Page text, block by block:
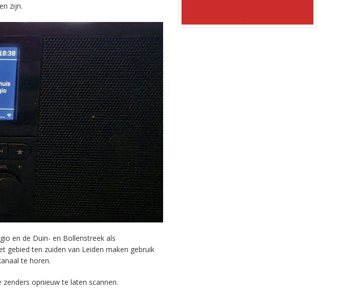
zijn.
en de Duin- en Bollenstreek als
gebied ten zuiden van Leiden maken gebruik
te horen.
opnieuw te laten scannen.